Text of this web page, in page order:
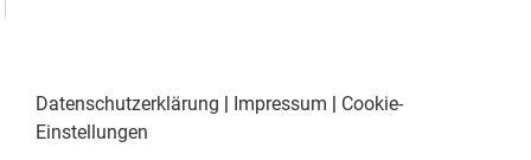
Datenschutzerklärung | Impressum | Cookie-
Einstellungen